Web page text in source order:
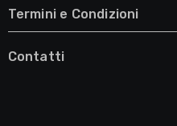
Termini e Condizioni
Contatti